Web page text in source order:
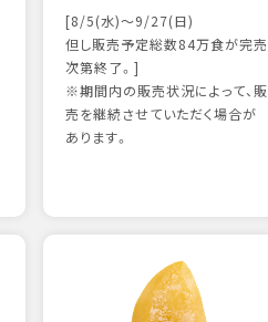
[8/5(水)～9/27(日)
但し販売予定総数84万食が完売
次第終了。]
※期間内の販売状況によって、販
売を継続させていただく場合が
あります。